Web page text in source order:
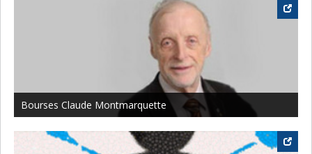
Bourses Claude Montmarquette